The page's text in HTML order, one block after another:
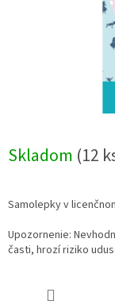
Skladom (12
Samolepky v
Upozornenie:
časti, hrozí riziko